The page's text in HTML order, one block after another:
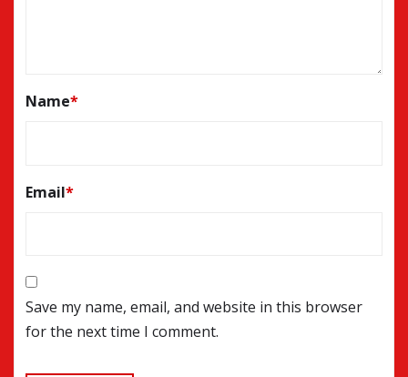
Name*
Email*
Save my name, email, and website in this browser
for the next time I comment.